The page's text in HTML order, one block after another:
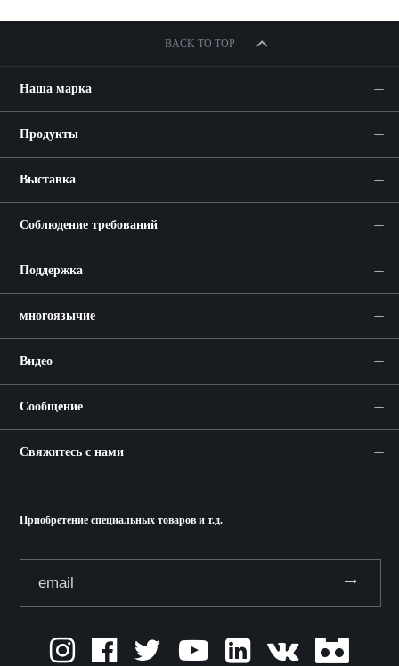
BACK TO TOP
Наша марка
Продукты
Выставка
Соблюдение требований
Поддержка
многоязычие
Видео
Сообщение
Свяжитесь с нами
Приобретение специальных товаров и т.д.